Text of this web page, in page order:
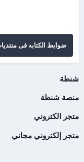
ضوابط الكتابه فى
شنطة
منصة شنطة
متجر الكتروني
متجر إلكتروني مجاني